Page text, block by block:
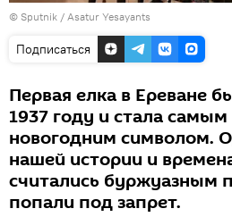
© Sputnik / Asatur Yesayants
Подписаться
Первая елка в Ереване
1937 году и стала
новогодним символом.
нашей истории и
считались буржуазным
попали под запрет.